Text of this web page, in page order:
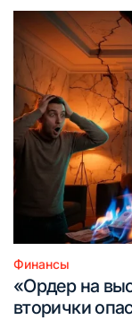
Опубликовано
в
Финансы
«Ордер на
вторички